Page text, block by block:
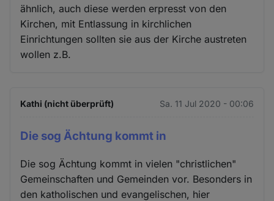
ähnlich, auch diese werden erpresst von den
Kirchen, mit Entlassung in kirchlichen
Einrichtungen sollten sie aus der Kirche austreten
wollen z.B.
Kathi (nicht überprüft) Sa. 11 Jul 2020 - 00:06
Die sog Ächtung kommt in
Die sog Ächtung kommt in vielen "christlichen"
Gemeinschaften und Gemeinden vor. Besonders in
den katholischen und evangelischen, hier